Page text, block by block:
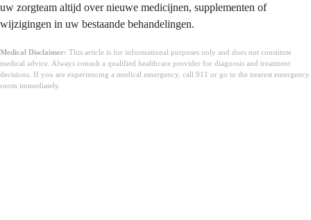
uw zorgteam altijd over nieuwe medicijnen, supplementen of
wijzigingen in uw bestaande behandelingen.
Medical Disclaimer: This article is for informational purposes only and does not constitute
medical advice. Always consult a qualified healthcare provider for diagnosis and treatment
decisions. If you are experiencing a medical emergency, call 911 or go to the nearest emergency
room immediately.